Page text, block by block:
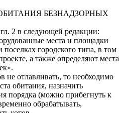
БЕЗНАДЗОРНЫХ
2 в следующей редакции:
места и площадки
поселках городского типа, в том
а также определяют места
отлавливать, то необходимо
обитания, назначить
порядка (можно прибегнуть к
обрабатывать,